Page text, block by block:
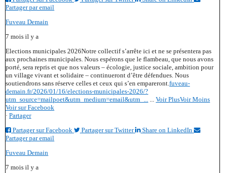
Partager par email
Fuveau Demain
7 mois il y a
Elections municipales 2026Notre collectif s’arrête ici et ne se présentera pas
aux prochaines municipales. Nous espérons que le flambeau, que nous avons
porté, sera repris et que nos valeurs – écologie, justice sociale, ambition pour
un village vivant et solidaire – continueront d’être défendues. Nous
soutiendrons sans réserve celles et ceux qui s’en empareront.fuveau-
demain.fr/2026/01/16/elections-municipales-2026/?
utm_source=mailpoet&utm_medium=email&utm_...
...Voir PlusVoir Moins
Voir sur Facebook
· Partager
Partager sur Facebook
Partager sur Twitter
Share on LinkedIn
Partager par email
Fuveau Demain
7 mois il y a